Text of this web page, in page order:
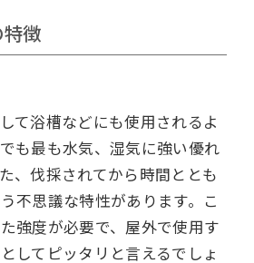
徴
て浴槽などにも使用されるよ
も最も水気、湿気に強い優れ
、伐採されてから時間ととも
不思議な特性があります。こ
強度が必要で、屋外で使用す
してピッタリと言えるでしょ